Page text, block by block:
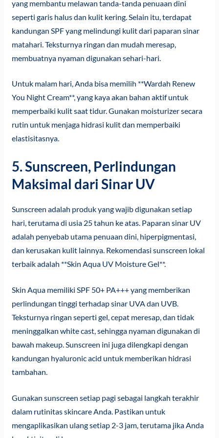
yang membantu melawan tanda-tanda penuaan dini
seperti garis halus dan kulit kering. Selain itu, terdapat
kandungan SPF yang melindungi kulit dari paparan sinar
matahari. Teksturnya ringan dan mudah meresap,
membuatnya nyaman digunakan sehari-hari.
Untuk malam hari, Anda bisa memilih **Wardah Renew
You Night Cream**, yang kaya akan bahan aktif untuk
memperbaiki kulit saat tidur. Gunakan moisturizer secara
rutin untuk menjaga hidrasi kulit dan memperbaiki
elastisitasnya.
5. Sunscreen, Perlindungan
Maksimal dari Sinar UV
Sunscreen adalah produk yang wajib digunakan setiap
hari, terutama di usia 25 tahun ke atas. Paparan sinar UV
adalah penyebab utama penuaan dini, hiperpigmentasi,
dan kerusakan kulit lainnya. Rekomendasi sunscreen lokal
terbaik adalah **Skin Aqua UV Moisture Gel**.
Skin Aqua memiliki SPF 50+ PA+++ yang memberikan
perlindungan tinggi terhadap sinar UVA dan UVB.
Teksturnya ringan seperti gel, cepat meresap, dan tidak
meninggalkan white cast, sehingga nyaman digunakan di
bawah makeup. Sunscreen ini juga dilengkapi dengan
kandungan hyaluronic acid untuk memberikan hidrasi
tambahan.
Gunakan sunscreen setiap pagi sebagai langkah terakhir
dalam rutinitas skincare Anda. Pastikan untuk
mengaplikasikan ulang setiap 2-3 jam, terutama jika Anda